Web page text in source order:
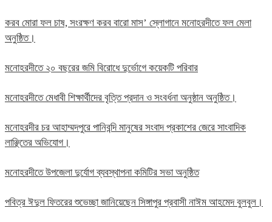
করব মোরা ফল চাষ, সংরক্ষণ করব বারো মাস’ স্লোগানে মনোহরদীতে ফল মেলা
অনুষ্ঠিত।
মনোহরদীতে ২০ বছরের জমি বিরোধে দুর্ভোগে কয়েকটি পরিবার
মনোহরদীতে মেধাবী শিক্ষার্থীদের বৃত্তি প্রদান ও সংবর্ধনা অনুষ্ঠান অনুষ্ঠিত।
মনোহরদীর চর আহাম্মদপুরে পানিবন্দি মানুষের সংবাদ প্রকাশের জেরে সাংবাদিক
লাঞ্ছিতের অভিযোগ।
মনোহরদীতে উপজেলা দুর্যোগ ব্যবস্থাপনা কমিটির সভা অনুষ্ঠিত
পবিত্র ঈদুল ফিতরের শুভেচ্ছা জানিয়েছেন সিঙ্গাপুর প্রবাসী নাঈম আহমেদ বুলবুল।